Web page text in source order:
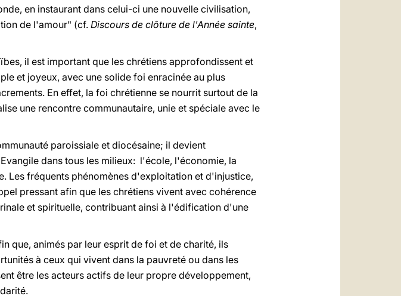
en instaurant dans celui-ci une nouvelle civilisation,
de l'amour" (cf. Discours de clôture de l'Année sainte,
il est important que les chrétiens approfondissent et
et joyeux, avec une solide foi enracinée au plus
En effet, la foi chrétienne se nourrit surtout de la
une rencontre communautaire, unie et spéciale avec le
paroissiale et diocésaine; il devient
dans tous les milieux: l'école, l'économie, la
Les fréquents phénomènes d'exploitation et d'injustice,
pressant afin que les chrétiens vivent avec cohérence
et spirituelle, contribuant ainsi à l'édification d'une
que, animés par leur esprit de foi et de charité, ils
à ceux qui vivent dans la pauvreté ou dans les
être les acteurs actifs de leur propre développement,